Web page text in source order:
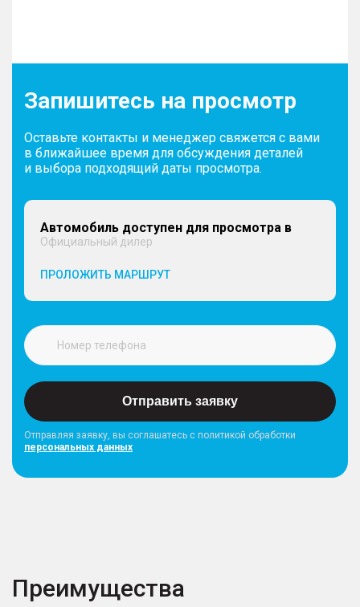
Запишитесь на просмотр
Оставьте контакты и менеджер свяжется с вами
в ближайшее время для обсуждения деталей
и выбора подходящий даты просмотра.
Автомобиль доступен для просмотра в
Официальный дилер
ПРОЛОЖИТЬ МАРШРУТ
Отправить заявку
Отправляя заявку, вы соглашатесь с политикой обработки
персональных данных
Преимущества